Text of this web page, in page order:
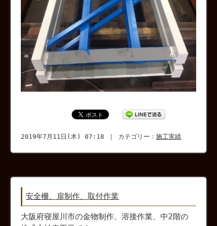
2019年7月11日(木) 07:18 ｜ カテゴリー：施工実績
安全柵、扉制作、取付作業
大阪府寝屋川市の金物制作、溶接作業、中2階の